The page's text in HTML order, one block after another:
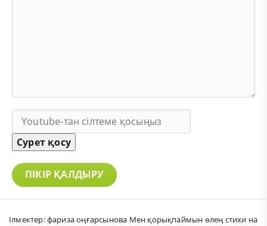
Сурет қосу
ПІКІР ҚАЛДЫРУ
Ілмектер:фариза оңғарсынова Мен қорықпаймын өлең стихи на